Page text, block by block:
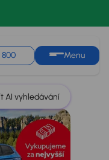
800 Menu
AI vyhledávání